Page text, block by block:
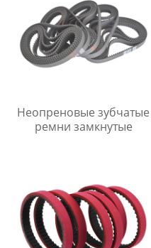
Неопреновые зубчатые
ремни замкнутые